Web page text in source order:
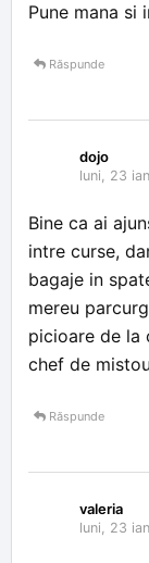
Pune mana si
Răspunde
dojo
luni, 23
Bine ca ai
intre curse,
bagaje in
mereu
picioare de la
chef de
Răspunde
valeria
luni, 23